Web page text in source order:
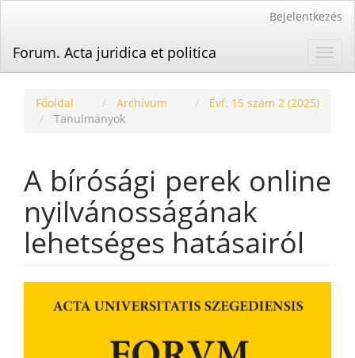
Content
Sidebar
Bejelentkezés
Forum. Acta juridica et politica
Főoldal Archívum
Évf. 15 szám 2 (2025)
Tanulmányok
A bírósági perek online
nyilvánosságának
lehetséges hatásairól
Article
Sidebar